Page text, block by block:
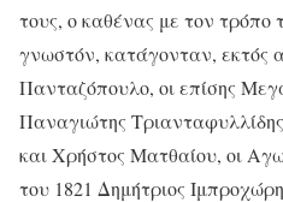
τους, ο καθένας με τον
γνωστόν, κατάγονταν, εκτός
Πανταζόπουλο, οι επίσης
Παναγιώτης
και Χρήστος Ματθαίου, οι
του 1821 Δημήτριος